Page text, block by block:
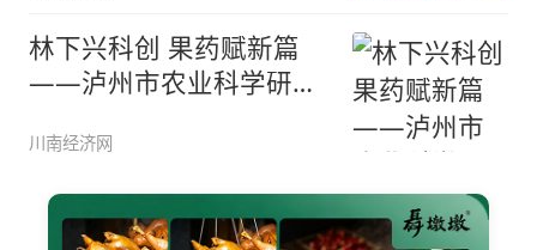
林下兴科创 果药赋新篇
——泸州市农业科学研究
川南经济网